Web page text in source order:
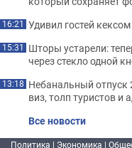
16:21 Удивил гостей
15:31 Шторы устарели:
через стекло одной
13:18 Небанальный отпуск
виз, толп туристов и
Все новости
Политика | Экономика |